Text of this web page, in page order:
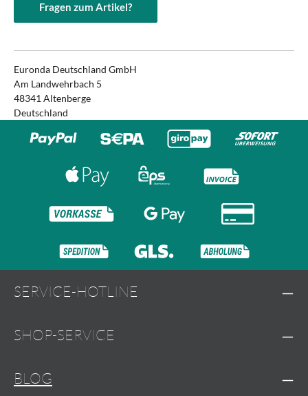
Fragen zum Artikel?
Euronda Deutschland GmbH
Am Landwehrbach 5
48341 Altenberge
Deutschland
SERVICE-HOTLINE
SHOP-SERVICE
BLOG